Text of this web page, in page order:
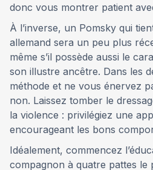
donc vous montrer patient
À l’inverse, un Pomsky qui
allemand sera un peu plus
même s’il possède aussi le
son illustre ancêtre. Dans les
méthode et ne vous énervez
non. Laissez tomber le
la violence : privilégiez une
encourageant les bons
Idéalement, commencez
compagnon à quatre pattes le